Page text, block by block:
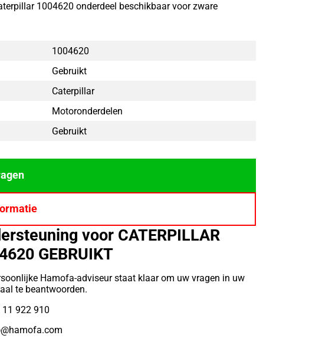
1004620 onderdeel beschikbaar voor zware
1004620
Gebruikt
Caterpillar
Motoronderdelen
Gebruikt
voor CATERPILLAR
GEBRUIKT
Hamofa-adviseur staat klaar om uw vragen in uw
te beantwoorden.
11 922 910